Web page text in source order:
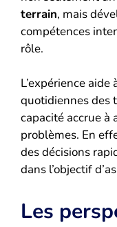
terrain, mais
compétences
rôle.
L’expérience
quotidiennes des
capacité accrue à
problèmes. En
des décisions
dans l’objectif
Les